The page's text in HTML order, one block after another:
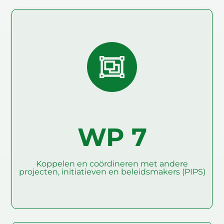
WP 7
Koppelen en coördineren met andere
projecten, initiatieven en beleidsmakers (PIPS)
Koppelen en coördineren
met andere projecten,
initiatieven en
beleidsmakers (PIPS)
Lees verder